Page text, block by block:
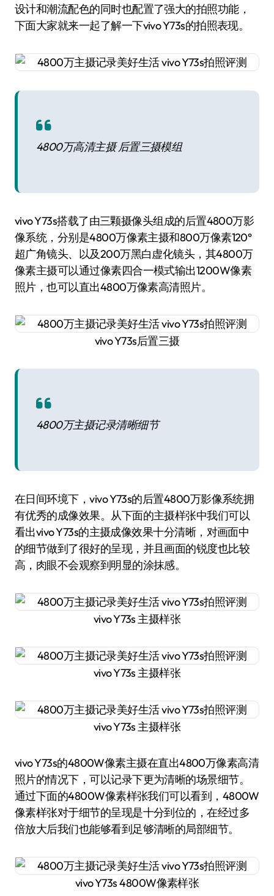
设计和潮流配色的同时也配置了强大的拍照功能，
下面大家就来一起了解一下vivo Y73s的拍照表现。
4800万高清主摄 后置三摄模组
vivo Y73s搭载了由三颗摄像头组成的后置4800万影
像系统，分别是4800万像素主摄和800万像素120°
超广角镜头、以及200万黑白虚化镜头，其4800万
像素主摄可以通过像素四合一模式输出1200W像素
照片，也可以直出4800万像素高清照片。
vivo Y73s后置三摄
4800万主摄记录清晰细节
在日间环境下，vivo Y73s的后置4800万影像系统拥
有优秀的成像效果。从下面的主摄样张中我们可以
看出vivo Y73s的主摄成像效果十分清晰，对画面中
的细节做到了很好的呈现，并且画面的锐度也比较
高，肉眼不会观察到明显的涂抹感。
vivo Y73s 主摄样张
vivo Y73s 主摄样张
vivo Y73s 主摄样张
vivo Y73s的4800W像素主摄在直出4800万像素高清
照片的情况下，可以记录下更为清晰的场景细节。
通过下面的4800W像素样张我们可以看到，4800W
像素样张对于细节的呈现是十分到位的，在经过多
倍放大后我们也能够看到足够清晰的局部细节。
vivo Y73s 4800W像素样张